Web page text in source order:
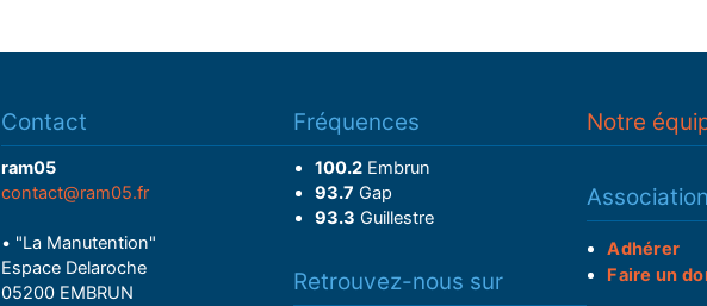
Contact
ram05
contact@ram05.fr
• "La Manutention"
Espace Delaroche
05200 EMBRUN
Fréquences
100.2Embrun
93.7 Gap
93.3 Guillestre
Retrouvez-nous sur
Notre
Association
Adhérer
Faire un